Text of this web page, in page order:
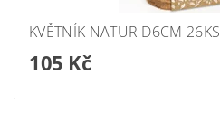
KVĚTNÍK NATUR D6CM 26KS
105 Kč